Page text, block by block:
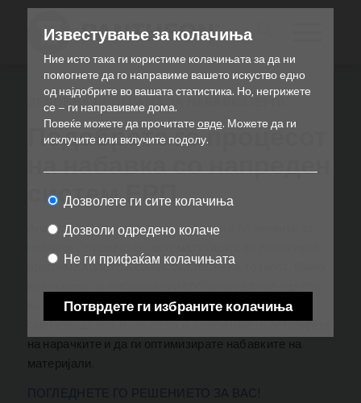
ДЕЛОВНА ПРОГРАМА ЗА НАБАВКИ (ЕРП)
Подобрете го процесот
на набавка со напреден
систем ЕРП
Анализата, извештаите за набавки и плановите за
програма побрзо и со висок степен на точност.
во компанијата од продажба, до магацини и
сметководство, можете да ја анализирате историјата
на нарачките и да ги оптимизирате набавките на
материјали.
ПОГЛЕДНЕТЕ ГО РЕШЕНИЕТО ЗА ВАС!
Известување за колачиња
Ние исто така ги користиме колачињата за да ни
помогнете да го направиме вашето искуство едно
од најдобрите во вашата статистика. Но, негрижете
се – ги направивме дома.
Повеќе можете да прочитатеовде. Можете да ги
исклучите или вклучите подолу.
Дозволете ги сите колачиња
Дозволи одредено колаче
Не ги прифаќам колачињата
Потврдете ги избраните колачиња